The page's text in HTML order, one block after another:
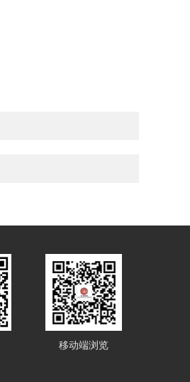
移动端浏览